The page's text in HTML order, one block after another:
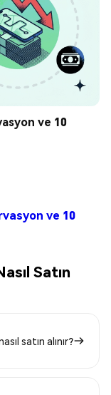
ve 10
ve 10
Satın
satın alınır?